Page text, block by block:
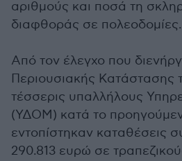
αριθμούς και ποσά τη
διαφθοράς σε πολεοδομίες.
Από τον έλεγχο που
Περιουσιακής Κατάστασης
τέσσερις υπαλλήλους
(ΥΔΟΜ) κατά το
εντοπίστηκαν καταθέσεις
290.813 ευρώ σε